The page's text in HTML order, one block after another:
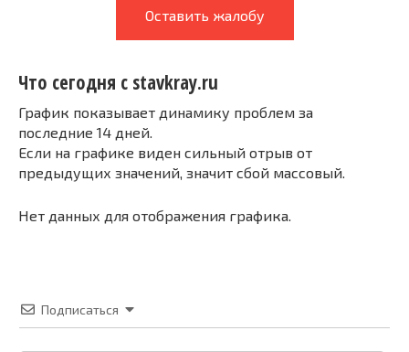
Оставить жалобу
Что сегодня с stavkray.ru
График показывает динамику проблем за
последние 14 дней.
Если на графике виден сильный отрыв от
предыдущих значений, значит сбой массовый.
Нет данных для отображения графика.
Подписаться